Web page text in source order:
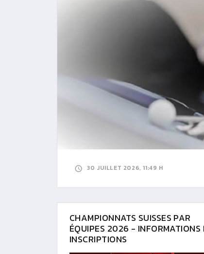
30 JUILLET 2026, 11:49 H
CHAMPIONNATS SUISSES PAR
ÉQUIPES 2026 - INFORMATIONS
INSCRIPTIONS